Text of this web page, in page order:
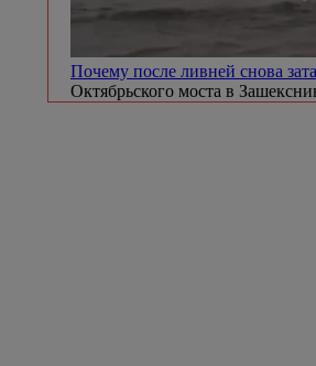
Почему после ливней снова
Октябрьского моста в